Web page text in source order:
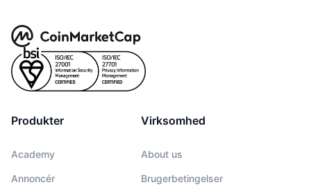
Produkter
Academy
Annoncér
Virksomhed
About us
Brugerbetingelser